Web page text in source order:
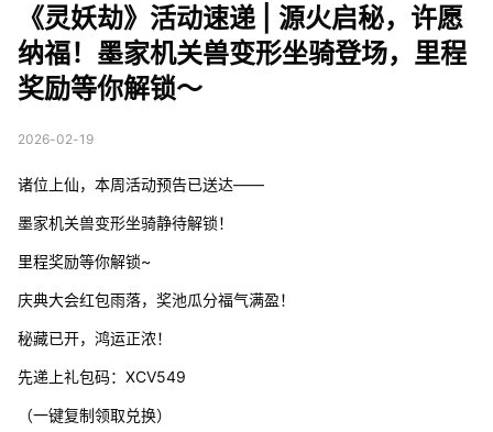
场，里程奖励等你解锁
～
《灵妖劫》活动速递 | 源火启秘，许愿
纳福！墨家机关兽变形坐骑登场，里程
奖励等你解锁～
2026-02-19
诸位上仙，本周活动预告已送达——
墨家机关兽变形坐骑静待解锁！
里程奖励等你解锁~
庆典大会红包雨落，奖池瓜分福气满盈！
秘藏已开，鸿运正浓！
先递上礼包码：XCV549
（一键复制领取兑换）